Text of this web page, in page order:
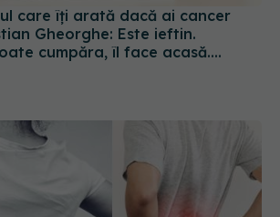
Gheorghe: Este ieftin.
cumpăra, îl face acasă.
rapide